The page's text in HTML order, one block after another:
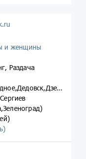
и женщины
Раздача